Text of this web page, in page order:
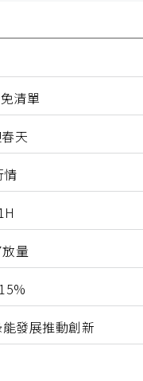
清單
天
量
發展推動創新